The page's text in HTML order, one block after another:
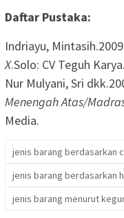
Daftar Pustaka:
Indriayu,
X.Solo: CV Teguh Karya.
Nur Mulyani, Sri
Menengah Atas/
Media.
jenis barang berdasarkan
jenis barang berdasarkan
jenis barang menurut